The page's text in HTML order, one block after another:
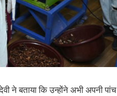
ने बताया कि उन्होंने अभी अपनी पांच